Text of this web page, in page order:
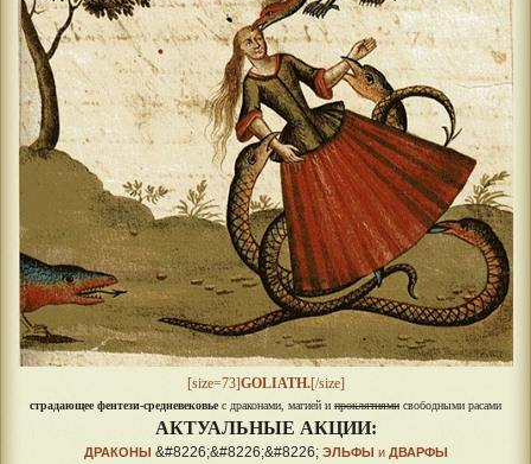
[size=73]GOLIATH.[/size]
страдающее фентези-средневековьес драконами, магией и проклятиями свободными расами
АКТУАЛЬНЫЕ АКЦИИ:
ДРАКОНЫ &#8226;&#8226;&#8226; ЭЛЬФЫ и ДВАРФЫ